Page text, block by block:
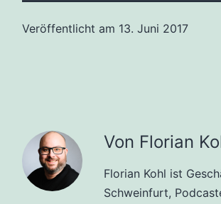
Veröffentlicht am 13. Juni 2017
Von Florian
Florian Kohl ist
Schweinfurt,